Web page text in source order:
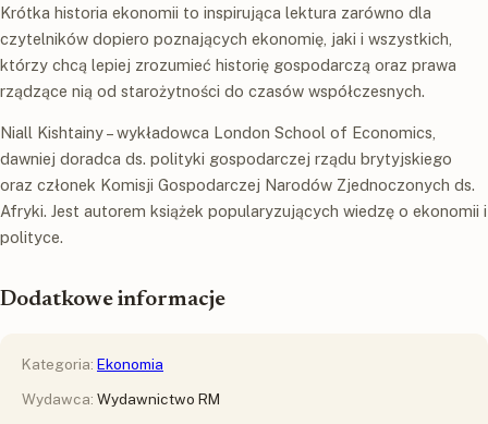
Krótka historia ekonomii to inspirująca lektura zarówno dla
czytelników dopiero poznających ekonomię, jaki i wszystkich,
którzy chcą lepiej zrozumieć historię gospodarczą oraz prawa
rządzące nią od starożytności do czasów współczesnych.
Niall Kishtainy – wykładowca London School of Economics,
dawniej doradca ds. polityki gospodarczej rządu brytyjskiego
oraz członek Komisji Gospodarczej Narodów Zjednoczonych ds.
Afryki. Jest autorem książek popularyzujących wiedzę o ekonomii i
polityce.
Dodatkowe informacje
Kategoria: Ekonomia
Wydawca: Wydawnictwo RM